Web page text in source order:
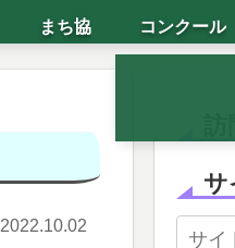
まち協 コンクール
2022.10.02
サ